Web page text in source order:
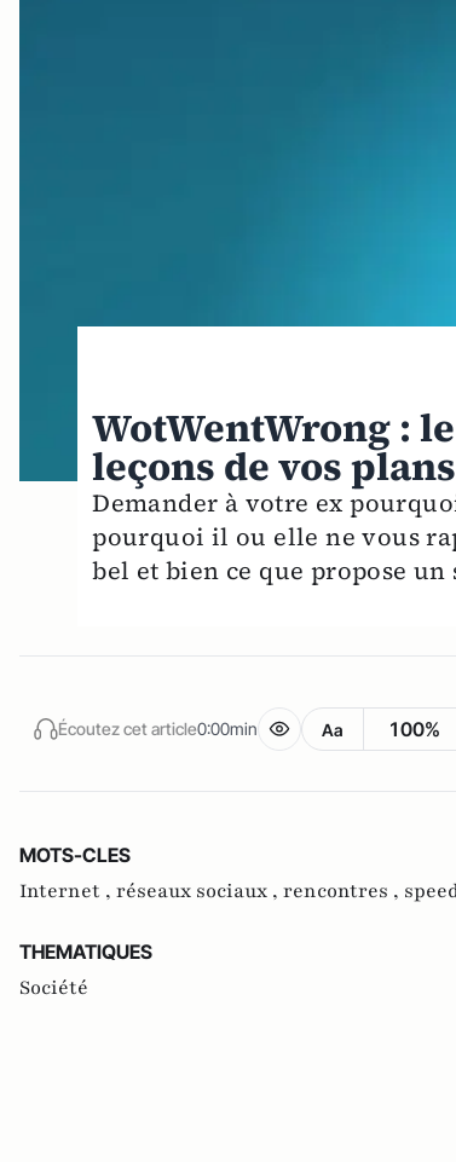
WotWentWrong :
leçons de vos
Demander à votre ex
pourquoi il ou elle ne vous
bel et bien ce que propose
Écoutez cet article0:00min Aa 100%
MOTS-CLES
Internet , réseaux sociaux , rencontres ,
THEMATIQUES
Société